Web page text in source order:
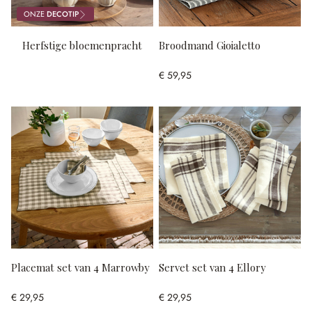
ONZEDECOTIP
Herfstige bloemenpracht Broodmand Gioialetto
€ 59,95
Placemat set van 4 Marrowby
€ 29,95
Servet set van 4 Ellory
€ 29,95